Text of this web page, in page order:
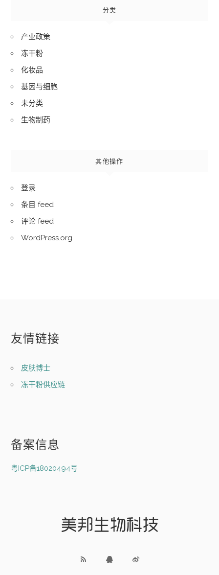
分类
产业政策
冻干粉
化妆品
基因与细胞
未分类
生物制药
其他操作
登录
条目 feed
评论 feed
WordPress.org
友情链接
皮肤博士
冻干粉供应链
备案信息
粤ICP备18020494号